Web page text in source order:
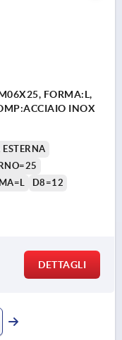
FORMA:L,
INOX
D8=12
DETTAGLI